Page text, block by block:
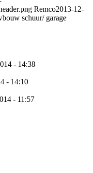
Remco2013-12-
schuur/ garage
- 14:38
- 14:10
- 11:57